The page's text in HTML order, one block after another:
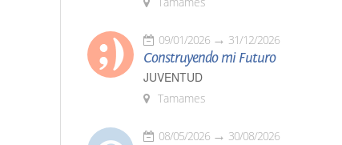
09/01/2026 31/12/2026
Construyendo mi Futuro
JUVENTUD
Tamames
08/05/2026 30/08/2026